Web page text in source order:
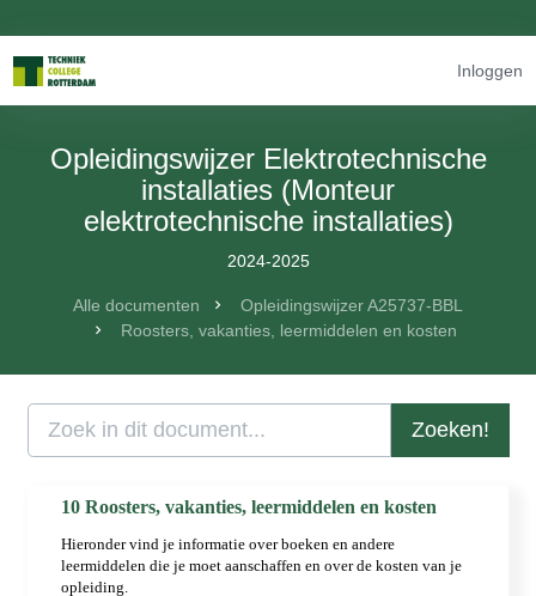
Inloggen
Opleidingswijzer Elektrotechnische
installaties (Monteur
elektrotechnische installaties)
2024-2025
Alle documenten
Opleidingswijzer A25737-BBL
Roosters, vakanties, leermiddelen en kosten
Zoeken!